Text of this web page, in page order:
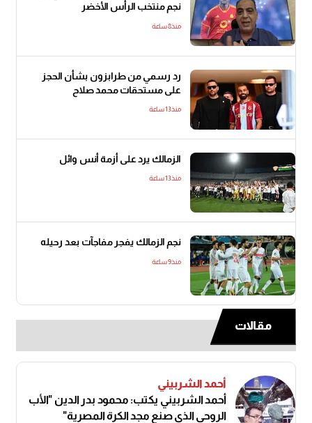
نجم منتخب الرأس الأخضر
منذ8 ساعة
رد رسمي من طرابزون بشأن الحجز
على مستحقات محمد صلاح
منذ13 ساعة
الزمالك يرد على أزمة أنس وائل
منذ13 ساعة
نجم الزمالك يفجر مفاجآت بعد رحيله
منذ9 ساعة
مقالات
أحمد الشربيني
أحمد الشربيني يكتب: محمود بدر الدين "الأب
الروحي الذي صنع مجد الكرة المصرية"